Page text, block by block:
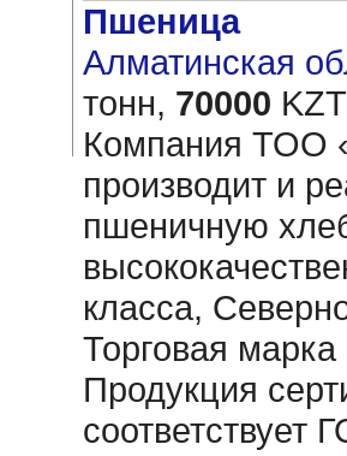
Пшеница
Алматинская
тонн, 70000
Компания ТОО
производит и
пшеничную
класса,
Торговая
Продукция
соответствует